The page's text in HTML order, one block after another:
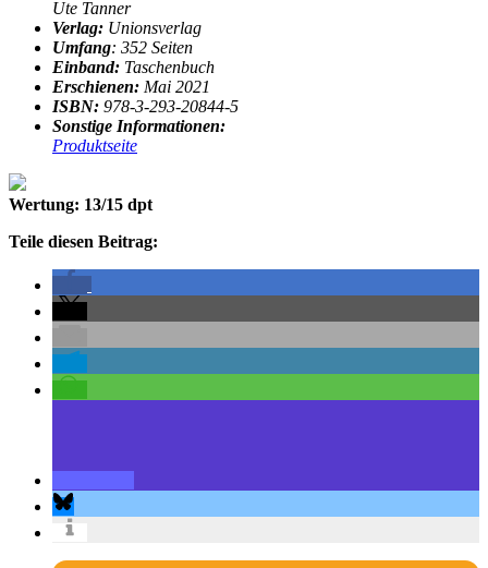
Ute Tanner
Verlag: Unionsverlag
Umfang: 352 Seiten
Einband: Taschenbuch
Erschienen: Mai 2021
ISBN: 978-3-293-20844-5
Sonstige Informationen:
Produktseite
Wertung: 13/15 dpt
Teile diesen Beitrag: